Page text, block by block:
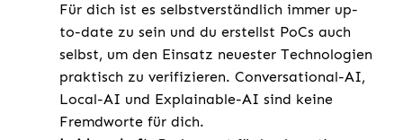
Für dich ist es selbstverständlich immer up-
to-date zu sein und du erstellst PoCs auch
selbst, um den Einsatz neuester Technologien
praktisch zu verifizieren. Conversational-AI,
Local-AI und Explainable-AI sind keine
Fremdworte für dich.